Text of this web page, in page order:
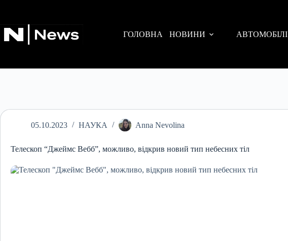
ГОЛОВНА
НОВИНИ АВТОМОБІЛІ
05.10.2023 НАУКА Anna Nevolina
Телескоп “Джеймс Вебб”, можливо, відкрив новий тип небесних тіл